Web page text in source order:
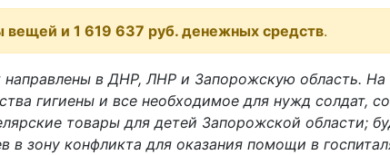
вещей и 1 619 637 руб. денежных средств.
в ДНР, ЛНР и Запорожскую область. На
гигиены и все необходимое для нужд солдат,
товары для детей Запорожской области;
в зону конфликта для оказания помощи в